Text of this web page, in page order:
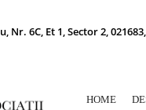
6C, Et 1, Sector 2,
HOME